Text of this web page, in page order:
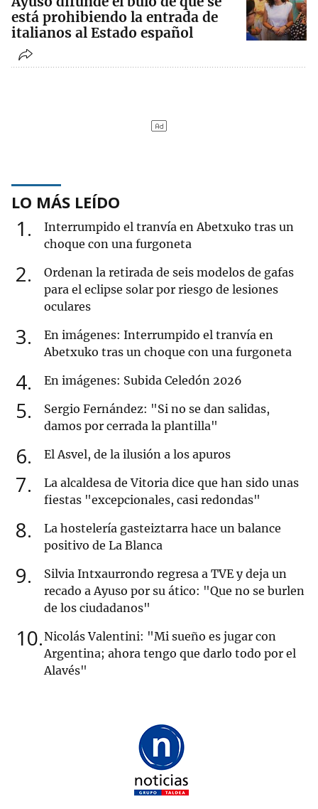
está prohibiendo la entrada de
italianos al Estado español
LO MÁS LEÍDO
1
Interrumpido el tranvía en Abetxuko tras un
choque con una furgoneta
2
Ordenan la retirada de seis modelos de gafas
para el eclipse solar por riesgo de lesiones
oculares
3
En imágenes: Interrumpido el tranvía en
Abetxuko tras un choque con una furgoneta
4 En imágenes: Subida Celedón 2026
5
Sergio Fernández: "Si no se dan salidas,
damos por cerrada la plantilla"
6 El Asvel, de la ilusión a los apuros
7
La alcaldesa de Vitoria dice que han sido unas
fiestas "excepcionales, casi redondas"
8
La hostelería gasteiztarra hace un balance
positivo de La Blanca
9
Silvia Intxaurrondo regresa a TVE y deja un
recado a Ayuso por su ático: "Que no se burlen
de los ciudadanos"
10 Nicolás Valentini: "Mi sueño es jugar con
Argentina; ahora tengo que darlo todo por el
Alavés"